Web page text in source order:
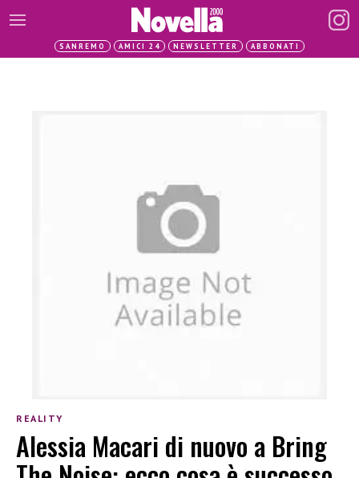
SANREMO AMICI 24 NEWSLETTER ABBONATI
REALITY
Alessia Macari di nuovo a Bring